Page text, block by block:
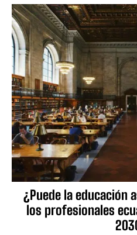
¿Puede la educación
los profesionales